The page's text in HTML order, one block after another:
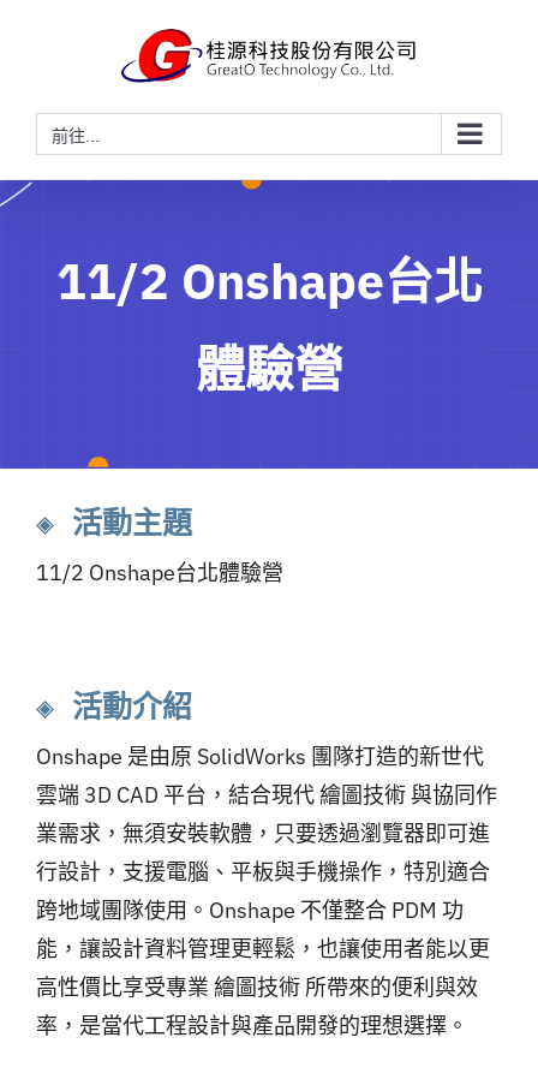
前往...
11/2 Onshape台北
體驗營
◈ 活動主題
11/2 Onshape台北體驗營
◈ 活動介紹
Onshape 是由原 SolidWorks 團隊打造的新世代
雲端 3D CAD 平台，結合現代 繪圖技術 與協同作
業需求，無須安裝軟體，只要透過瀏覽器即可進
行設計，支援電腦、平板與手機操作，特別適合
跨地域團隊使用。Onshape 不僅整合 PDM 功
能，讓設計資料管理更輕鬆，也讓使用者能以更
高性價比享受專業 繪圖技術 所帶來的便利與效
率，是當代工程設計與產品開發的理想選擇。